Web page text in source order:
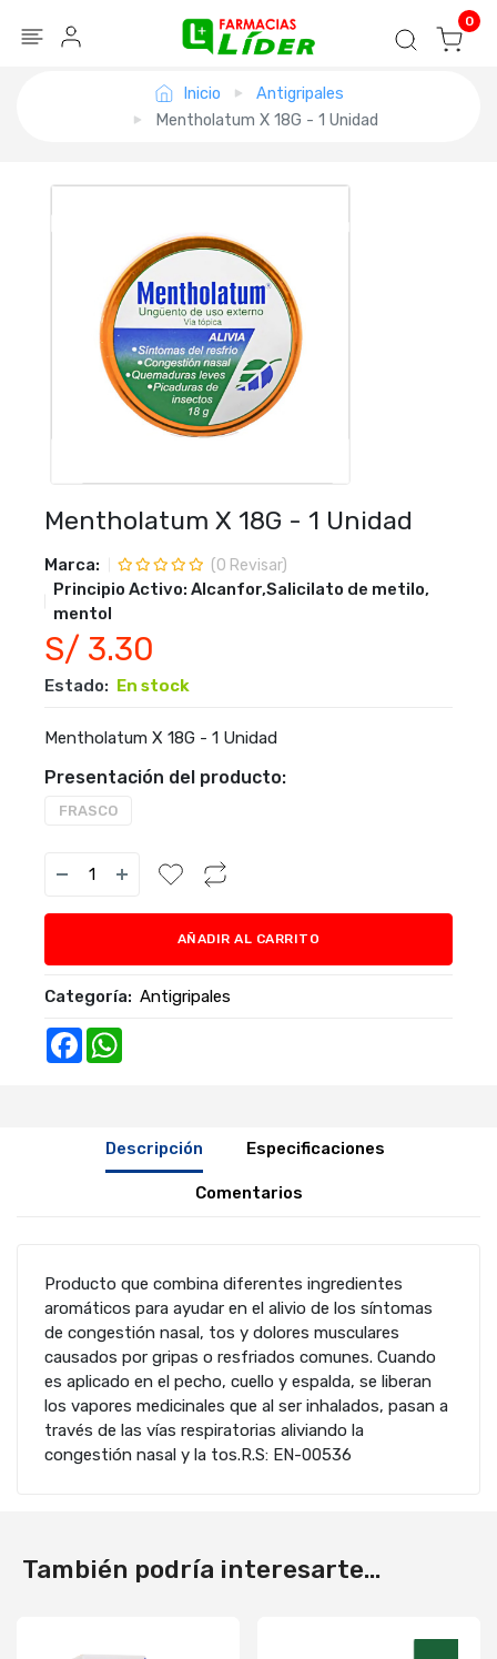
Seguir mi pedido 0
Inicio
Antigripales
Mentholatum X 18G - 1 Unidad
Mentholatum X 18G - 1 Unidad
Marca: (0 Revisar)
Principio Activo: Alcanfor,Salicilato de metilo,
mentol
S/ 3.30
Estado: En stock
Mentholatum X 18G - 1 Unidad
Presentación del producto:
FRASCO
AÑADIR AL CARRITO
Categoría: Antigripales
Facebook
Descripción Especificaciones
Comentarios
Producto que combina diferentes ingredientes
aromáticos para ayudar en el alivio de los síntomas
de congestión nasal, tos y dolores musculares
causados por gripas o resfriados comunes. Cuando
es aplicado en el pecho, cuello y espalda, se liberan
los vapores medicinales que al ser inhalados, pasan a
través de las vías respiratorias aliviando la
congestión nasal y la tos.R.S: EN-00536
También podría interesarte...